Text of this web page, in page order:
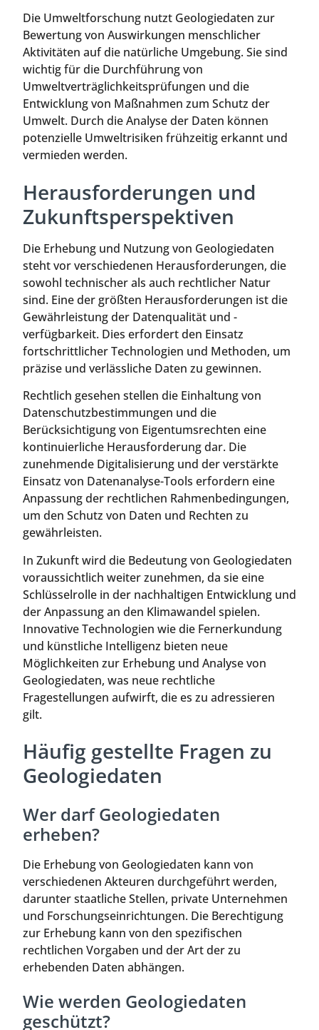
Die Umweltforschung nutzt Geologiedaten zur
Bewertung von Auswirkungen menschlicher
Aktivitäten auf die natürliche Umgebung. Sie sind
wichtig für die Durchführung von
Umweltverträglichkeitsprüfungen und die
Entwicklung von Maßnahmen zum Schutz der
Umwelt. Durch die Analyse der Daten können
potenzielle Umweltrisiken frühzeitig erkannt und
vermieden werden.
Herausforderungen und
Zukunftsperspektiven
Die Erhebung und Nutzung von Geologiedaten
steht vor verschiedenen Herausforderungen, die
sowohl technischer als auch rechtlicher Natur
sind. Eine der größten Herausforderungen ist die
Gewährleistung der Datenqualität und -
verfügbarkeit. Dies erfordert den Einsatz
fortschrittlicher Technologien und Methoden, um
präzise und verlässliche Daten zu gewinnen.
Rechtlich gesehen stellen die Einhaltung von
Datenschutzbestimmungen und die
Berücksichtigung von Eigentumsrechten eine
kontinuierliche Herausforderung dar. Die
zunehmende Digitalisierung und der verstärkte
Einsatz von Datenanalyse-Tools erfordern eine
Anpassung der rechtlichen Rahmenbedingungen,
um den Schutz von Daten und Rechten zu
gewährleisten.
In Zukunft wird die Bedeutung von Geologiedaten
voraussichtlich weiter zunehmen, da sie eine
Schlüsselrolle in der nachhaltigen Entwicklung und
der Anpassung an den Klimawandel spielen.
Innovative Technologien wie die Fernerkundung
und künstliche Intelligenz bieten neue
Möglichkeiten zur Erhebung und Analyse von
Geologiedaten, was neue rechtliche
Fragestellungen aufwirft, die es zu adressieren
gilt.
Häufig gestellte Fragen zu
Geologiedaten
Wer darf Geologiedaten
erheben?
Die Erhebung von Geologiedaten kann von
verschiedenen Akteuren durchgeführt werden,
darunter staatliche Stellen, private Unternehmen
und Forschungseinrichtungen. Die Berechtigung
zur Erhebung kann von den spezifischen
rechtlichen Vorgaben und der Art der zu
erhebenden Daten abhängen.
Wie werden Geologiedaten
geschützt?